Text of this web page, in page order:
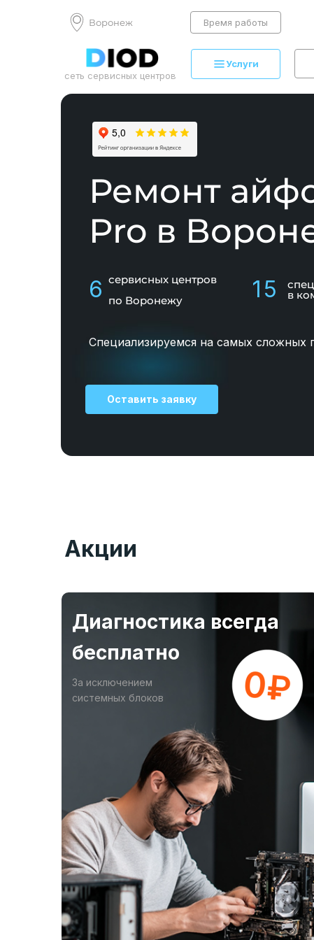
Воронеж Время работы
сеть сервисных центров
Услуги
Ремонт
Pro в
6 сервисных центров
по Воронежу
15 в
Специализируемся на самых сложных
Оставить заявку
Акции
Диагностика всегда
бесплатно
За исключением
системных блоков